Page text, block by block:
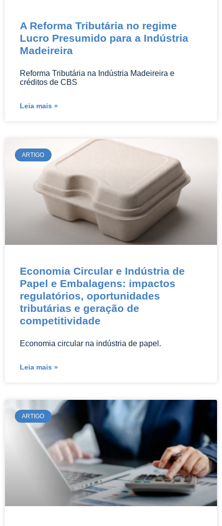
A Reforma Tributária no regime
Lucro Presumido para a Indústria
Madeireira
Reforma Tributária na Indústria Madeireira e
créditos de CBS
Leia mais »
ARTIGO
Economia Circular e Indústria de
Papel e Embalagens: impactos
regulatórios, oportunidades
tributárias e geração de
competitividade
Economia circular na indústria de papel.
Leia mais »
ARTIGO